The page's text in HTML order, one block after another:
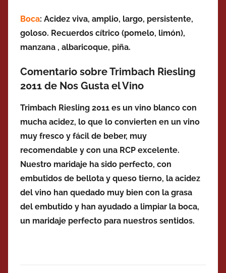
Boca: Acidez viva, amplio, largo, persistente,
goloso. Recuerdos cítrico (pomelo, limón),
manzana , albaricoque, piña.
Comentario sobre Trimbach Riesling
2011 de Nos Gusta el Vino
Trimbach Riesling 2011 es un vino blanco con
mucha acidez, lo que lo convierten en un vino
muy fresco y fácil de beber, muy
recomendable y con una RCP excelente.
Nuestro maridaje ha sido perfecto, con
embutidos de bellota y queso tierno, la acidez
del vino han quedado muy bien con la grasa
del embutido y han ayudado a limpiar la boca,
un maridaje perfecto para nuestros sentidos.